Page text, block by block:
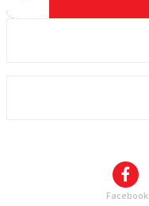
Facebook